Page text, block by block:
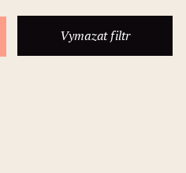
Vymazat filtr